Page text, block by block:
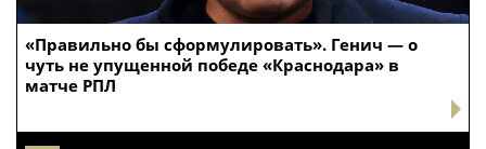
«Правильно бы сформулировать». Генич — о
чуть не упущенной победе «Краснодара» в
матче РПЛ